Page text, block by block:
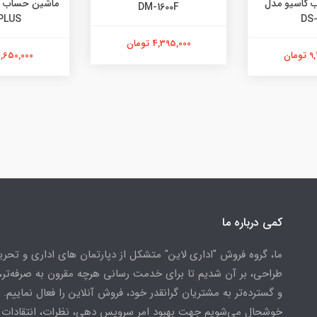
DM-
پرینتر
کمی درباره ما
ما، گروه فروش "اداری لاین" متشکل از دپارتمان های اداری و
طراحی، بر آن شدیم تا برای خدمت رسانی هرچه مقرون به
و گسترده‌تر به مشتریان گرانقدر خود، فروش آنلاین را فعال نماییم.
خوشحال می‌شویم جهت بهبود امر سرویس دهی، نظرات،